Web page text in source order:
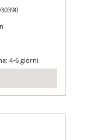
4-6 giorni